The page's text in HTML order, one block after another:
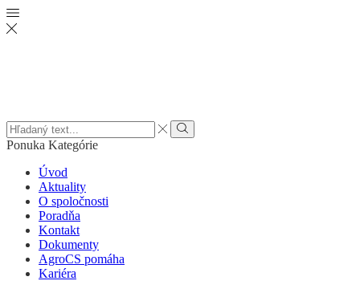
Search
input
Vyhľadať
Ponuka Kategórie
Úvod
Aktuality
O spoločnosti
Poradňa
Kontakt
Dokumenty
AgroCS pomáha
Kariéra